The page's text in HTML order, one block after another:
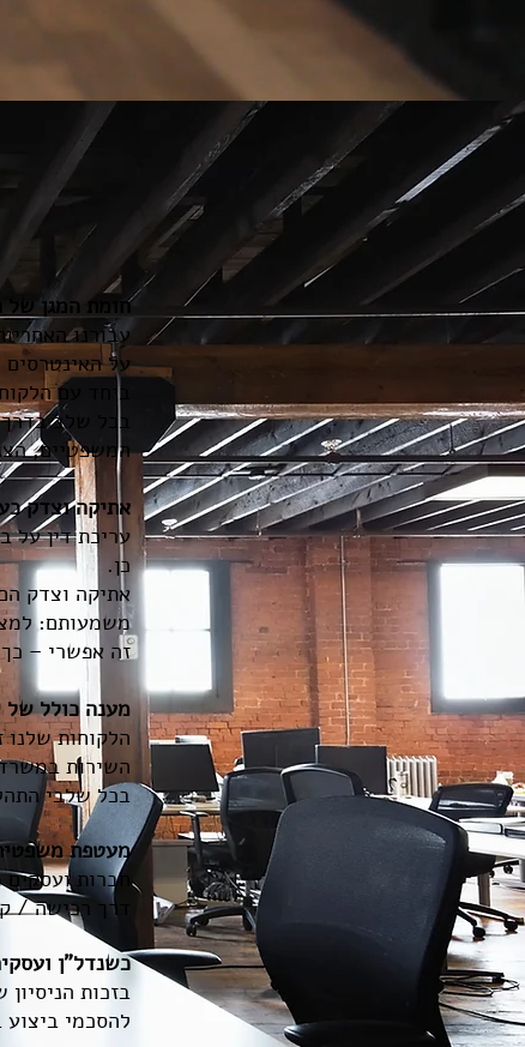
חומת המגן של
עבורנו
על
ביחד עם
בכל שלב
המשפטיים,
אתיקה וצדק
עריכת דין על
כן.
אתיקה וצדק
משמעותם:
זה אפשרי –
מענה כולל של
הלקוחות שלנו
השירות
בכל שלבי
מעטפת
חברות
דרך רכישה /
כשנדל"ן
בזכות
להסכמי ביצוע